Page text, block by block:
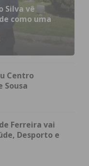
Silva vê
como uma
Centro
Sousa
Ferreira vai
Desporto e